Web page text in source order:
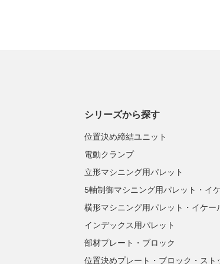
シリーズから探す
位置決め締結ユニット
電動クランプ
立形マシニング用パレット
5軸制御マシニング用パレット・イ
横形マシニング用パレット・イケー
インデックス用パレット
部材プレート・ブロック
位置決めプレート・ブロック・スト